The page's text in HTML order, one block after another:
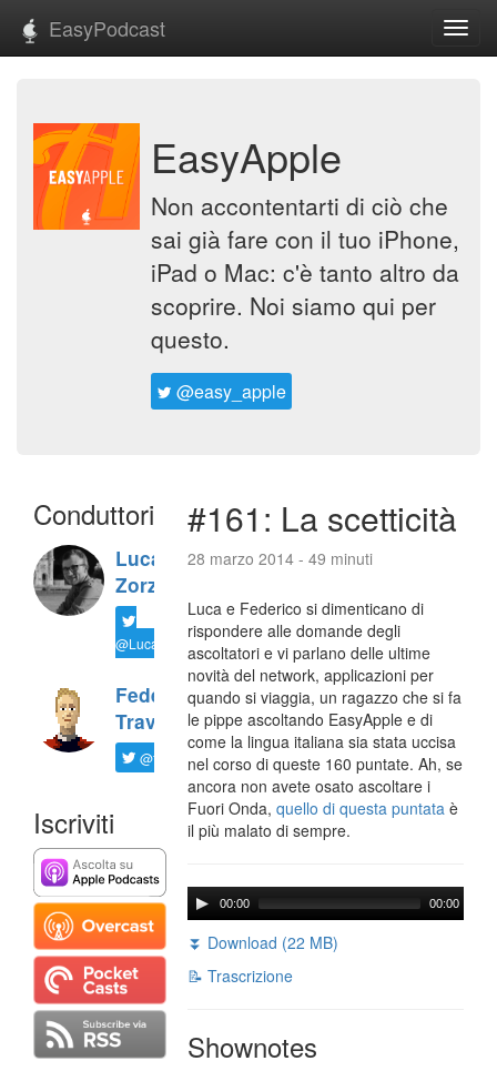
EasyPodcast
EasyApple
Non accontentarti di ciò che
sai già fare con il tuo iPhone,
iPad o Mac: c'è tanto altro da
scoprire. Noi siamo qui per
questo.
@easy_apple
Conduttori
Luca
Zorzi
@LucaTNT
Federico
Travaini
@ftrava
Iscriviti
#161: La scetticità
28 marzo 2014 - 49 minuti
Luca e Federico si dimenticano di
rispondere alle domande degli
ascoltatori e vi parlano delle ultime
novità del network, applicazioni per
quando si viaggia, un ragazzo che si fa
le pippe ascoltando EasyApple e di
come la lingua italiana sia stata uccisa
nel corso di queste 160 puntate. Ah, se
ancora non avete osato ascoltare i
Fuori Onda,quello di questa puntata è
il più malato di sempre.
00:00 00:00
⏬ Download (22 MB)
📝 Trascrizione
Shownotes